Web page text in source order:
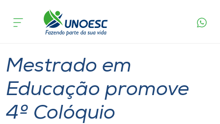
Cursos
Pesquisa
Atendimento ao Estudante
acontece
Mestrado em
Educação promove
4º Colóquio